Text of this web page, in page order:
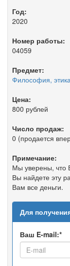
Год:
2020
Номер работы:
04059
Предмет:
Философия,
Цена:
800 рублей
Число продаж:
0 (продается
Примечание:
Мы уверены, что
Вы найдете эту
Вам все деньги.
Для
Ваш E-mail:*